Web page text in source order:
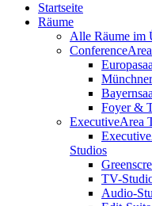
Startseite
Räume
Alle Räume im
ConferenceArea
Foyer &
ExecutiveArea
Studios
TV-
Audio-